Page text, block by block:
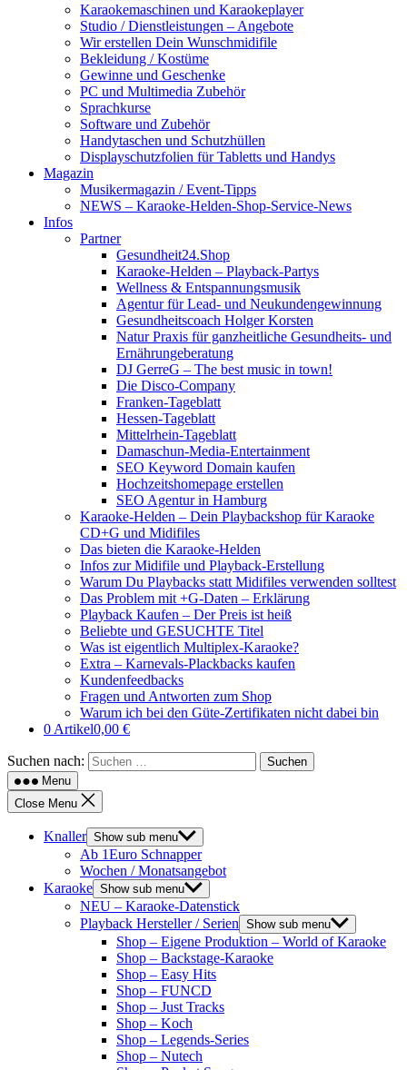
Karaokemaschinen und Karaokeplayer
Studio / Dienstleistungen – Angebote
Wir erstellen Dein Wunschmidifile
Bekleidung / Kostüme
Gewinne und Geschenke
PC und Multimedia Zubehör
Sprachkurse
Software und Zubehör
Handytaschen und Schutzhüllen
Displayschutzfolien für Tabletts und Handys
Magazin
Musikermagazin / Event-Tipps
NEWS – Karaoke-Helden-Shop-Service-News
Infos
Partner
Gesundheit24.Shop
Karaoke-Helden – Playback-Partys
Wellness & Entspannungsmusik
Agentur für Lead- und Neukundengewinnung
Gesundheitscoach Holger Korsten
Natur Praxis für ganzheitliche Gesundheits- und
Ernährungeberatung
DJ GerreG – The best music in town!
Die Disco-Company
Franken-Tageblatt
Hessen-Tageblatt
Mittelrhein-Tageblatt
Damaschun-Media-Entertainment
SEO Keyword Domain kaufen
Hochzeitshomepage erstellen
SEO Agentur in Hamburg
Karaoke-Helden – Dein Playbackshop für Karaoke
CD+G und Midifiles
Das bieten die Karaoke-Helden
Infos zur Midifile und Playback-Erstellung
Warum Du Playbacks statt Midifiles verwenden solltest
Das Problem mit +G-Daten – Erklärung
Playback Kaufen – Der Preis ist heiß
Beliebte und GESUCHTE Titel
Was ist eigentlich Multiplex-Karaoke?
Extra – Karnevals-Plackbacks kaufen
Kundenfeedbacks
Fragen und Antworten zum Shop
Warum ich bei den Güte-Zertifikaten nicht dabei bin
0 Artikel0,00 €
Suchen nach:
Menu
Close Menu
Knaller Show sub menu
Ab 1Euro Schnapper
Wochen / Monatsangebot
Karaoke Show sub menu
NEU – Karaoke-Datenstick
Playback Hersteller / Serien Show sub menu
Shop – Eigene Produktion – World of Karaoke
Shop – Backstage-Karaoke
Shop – Easy Hits
Shop – FUNCD
Shop – Just Tracks
Shop – Koch
Shop – Legends-Series
Shop – Nutech